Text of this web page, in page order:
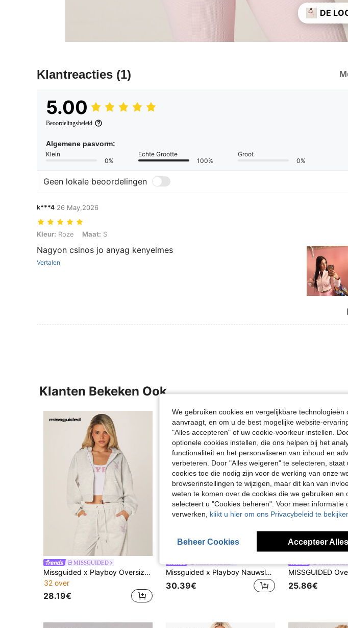
DE
Klantreacties (1)
5.00
Beoordelingsbeleid
Algemene pasvorm:
Klein
0%
Echte Grootte
100%
Groot
0%
Geen lokale beoordelingen
k***4 26 May,2026
Kleur: Roze, Maat: S
Kleur: Roze Maat: S
Nagyon csinos jo anyag kenyelmes
Vertalen
Klanten Bekeken Ook
MISSGUIDED
Missguided x Playboy Oversized crop hoodie met rits, konijnenvleugels, strasssteentjes, engelenvleugeldetails en glinsterende accenten.
32 over
28.19€
Missguided x Playboy Nauwsluitende crop-sweatshirt met konijnenhoofdprint van velours, volledige ritssluiting, logo-print over de hele stof en lange mouwen met ritssluiting.
30.39€ 25.86€
We gebruiken cookies en vergelijkbare
aanvraagt, en om u de best mogelijke website-
"Alles accepteren" of uw cookie-voorkeur instellen.
optionele cookies instellen, die ons helpen bij het
functionaliteit en het personaliseren van inhoud en
verbeteren. Door "Alles weigeren" te selecteren,
cookies toe die nodig zijn voor de werking van onze
browserinstellingen te wijzigen, maar dit kan van
weten te komen over de cookies die we gebruiken en
selecteert u "Cookies beheren". Voor meer
verwerken, klikt u hier om ons Privacybeleid te
Beheer Cookies Accepteer Alles